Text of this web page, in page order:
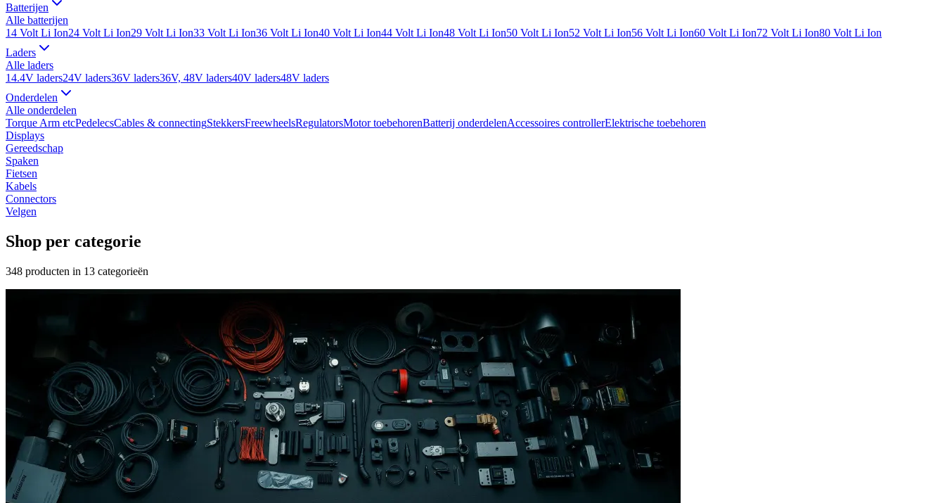
Batterijen
Alle batterijen
14 Volt Li Ion24 Volt Li Ion29 Volt Li Ion33 Volt Li Ion36 Volt Li Ion40 Volt Li Ion44 Volt Li Ion48 Volt Li Ion50 Volt Li Ion52 Volt Li Ion56 Volt Li Ion60 Volt Li Ion72 Volt Li Ion80 Volt Li Ion
Laders
Alle laders
14.4V laders24V laders36V laders36V, 48V laders40V laders48V laders
Onderdelen
Alle onderdelen
Torque Arm etcPedelecsCables & connectingStekkersFreewheelsRegulatorsMotor toebehorenBatterij onderdelenAccessoires controllerElektrische toebehoren
Displays
Gereedschap
Spaken
Fietsen
Kabels
Connectors
Velgen
Shop per categorie
348 producten in 13 categorieën